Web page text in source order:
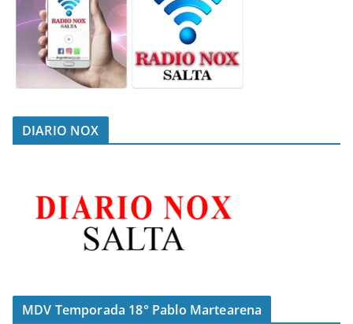
DIARIO NOX
MDV Temporada 18° Pablo Martearena